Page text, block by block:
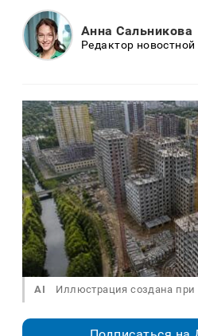
Анна Сальникова
Редактор
AI Иллюстрация создана